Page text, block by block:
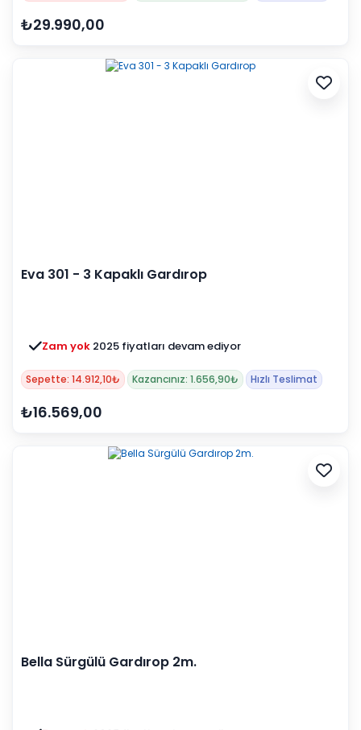
₺29.990,00
Eva 301 - 3 Kapaklı Gardırop
Zam yok 2025 fiyatları devam ediyor
Sepette: 14.912,10₺ Kazancınız: 1.656,90₺ Hızlı Teslimat
₺16.569,00
Bella Sürgülü Gardırop 2m.